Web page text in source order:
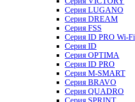
Серия LUGANO
Серия DREAM
Серия FSS
Серия ID PRO Wi-Fi
Серия ID
Серия OPTIMA
Серия ID PRO
Серия M-SMART
Серия BRAVO
Серия QUADRO
Серия SPRINT